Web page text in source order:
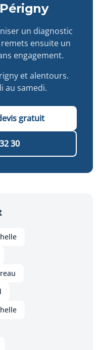
un diagnostic
ensuite un
engagement.
et alentours.
au samedi.
gratuit
30